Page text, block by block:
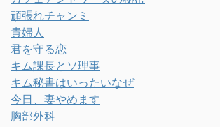
頑張れチャンミ
貴婦人
君を守る恋
キム課長とソ理事
キム秘書はいったいなぜ
今日、妻やめます
胸部外科